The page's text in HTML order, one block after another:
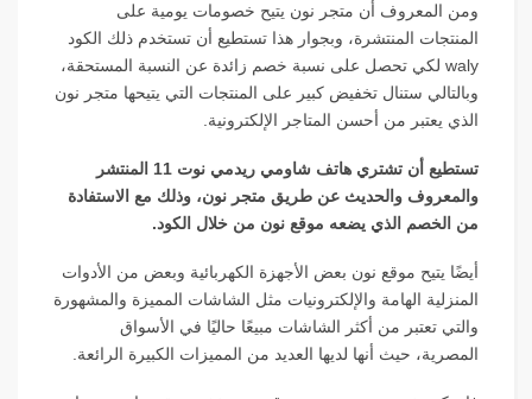
ومن المعروف أن متجر نون يتيح خصومات يومية على
المنتجات المنتشرة، وبجوار هذا تستطيع أن تستخدم ذلك الكود
waly لكي تحصل على نسبة خصم زائدة عن النسبة المستحقة،
وبالتالي ستنال تخفيض كبير على المنتجات التي يتيحها متجر نون
الذي يعتبر من أحسن المتاجر الإلكترونية.
تستطيع أن تشتري هاتف شاومي ريدمي نوت 11 المنتشر
والمعروف والحديث عن طريق متجر نون، وذلك مع الاستفادة
من الخصم الذي يضعه موقع نون من خلال الكود.
أيضًا يتيح موقع نون بعض الأجهزة الكهربائية وبعض من الأدوات
المنزلية الهامة والإلكترونيات مثل الشاشات المميزة والمشهورة
والتي تعتبر من أكثر الشاشات مبيعًا حاليًا في الأسواق
المصرية، حيث أنها لديها العديد من المميزات الكبيرة الرائعة.